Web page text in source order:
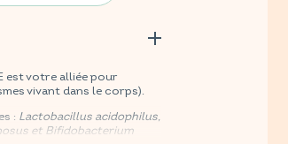
est votre alliée pour
vivant dans le corps).
: Lactobacillus acidophilus,
et Bifidobacterium